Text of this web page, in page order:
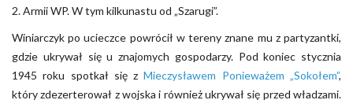
2. Armii WP. W tym kilkunastu od „Szarugi”.
Winiarczyk po ucieczce powrócił w tereny znane mu z partyzantki,
gdzie ukrywał się u znajomych gospodarzy. Pod koniec stycznia
1945 roku spotkał się zMieczysławem Ponieważem „Sokołem”,
który zdezerterował z wojska i również ukrywał się przed władzami.